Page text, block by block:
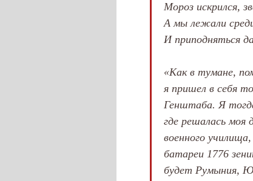
Мороз искрился,
А мы лежали
И приподняться
«Как в тумане,
я пришел в себя
Генштаба. Я
где решалась моя
военного
батареи 1776
будет Румыния,